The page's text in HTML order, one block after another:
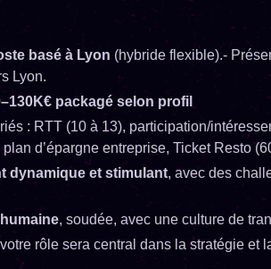
basé à Lyon (hybride flexible).-
Lyon.
packagé selon profil
: RTT (10 à 13), participation/
d’épargne entreprise, Ticket Resto
dynamique et stimulant, avec des
, soudée, avec une culture de
rôle sera central dans la stratégie et